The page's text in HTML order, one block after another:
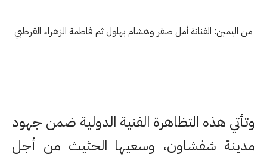
من اليمين: الفنانة أمل صقر وهشام بهلول ثم فاطمة الزهراء القرطبي
وتأتي هذه التظاهرة الفنية الدولية ضمن جهود
مدينة شفشاون، وسعيها الحثيث من أجل